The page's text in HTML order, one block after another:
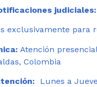
judiciales:
exclusivamente para
Atención
Colombia
Lunes a